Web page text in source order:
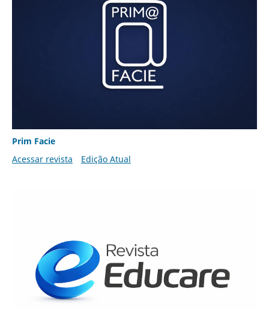
Prim Facie
Acessar revista
Edição Atual